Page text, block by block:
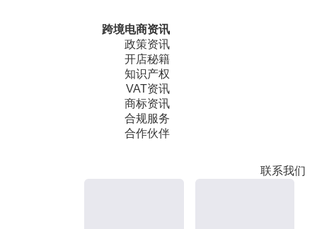
跨境电商资讯
政策资讯
开店秘籍
知识产权
VAT资讯
商标资讯
合规服务
合作伙伴
联系我们